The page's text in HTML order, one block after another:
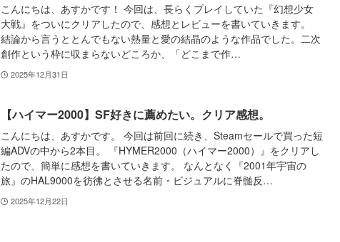
こんにちは、あすかです！ 今回は、長らくプレイしていた『幻想少女
大戦』をついにクリアしたので、感想とレビューを書いていきます。
結論から言うととんでもない熱量と愛の結晶のような作品でした。二次
創作という枠に収まらないどころか、「どこまで作…
2025年12月31日
【ハイマー2000】SF好きに薦めたい。クリア感想。
こんにちは、あすかです。 今回は前回に続き、Steamセールで買った短
編ADVの中から2本目。 『HYMER2000（ハイマー2000）』をクリアし
たので、簡単に感想を書いていきます。 なんとなく『2001年宇宙の
旅』のHAL9000を彷彿とさせる名前・ビジュアルに脊髄反…
2025年12月22日